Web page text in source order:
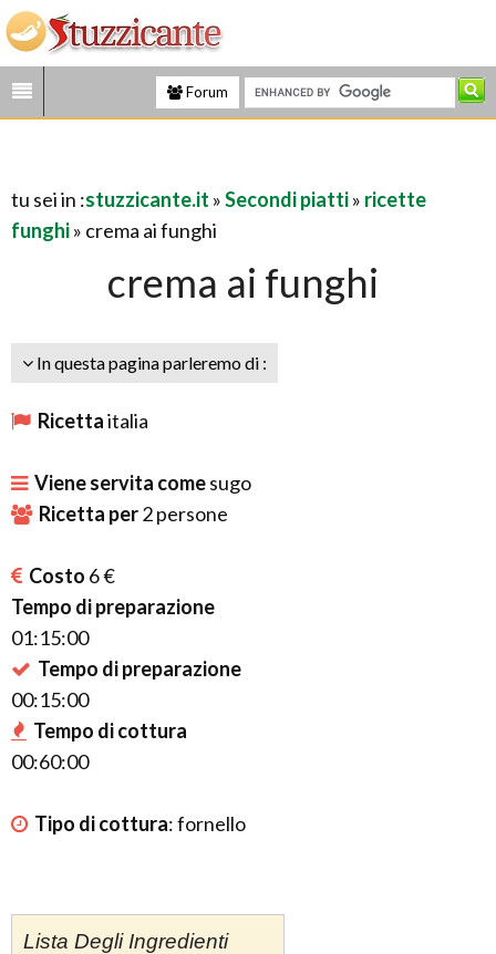
Forum
tu sei in :stuzzicante.it »Secondi piatti» ricette
funghi» crema ai funghi
crema ai funghi
In questa pagina parleremo di :
Ricettaitalia
Viene servita comesugo
Ricetta per2persone
Costo 6 €
Tempo di preparazione
01:15:00
Tempo di preparazione
00:15:00
Tempo di cottura
00:60:00
Tipo di cottura:fornello
Lista Degli Ingredienti